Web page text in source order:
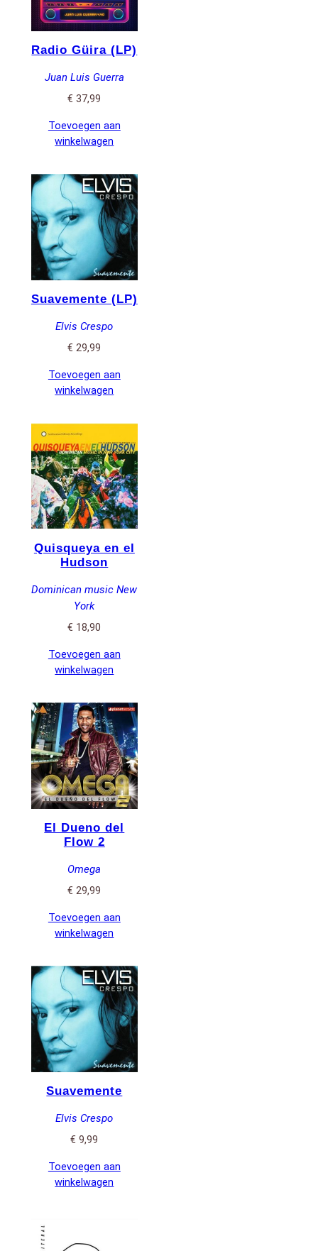
Radio Güira (LP)
Juan Luis Guerra
€ 37,99
Toevoegen aan
winkelwagen
Suavemente (LP)
Elvis Crespo
€ 29,99
Toevoegen aan
winkelwagen
Quisqueya en el
Hudson
Dominican music New
York
€ 18,90
Toevoegen aan
winkelwagen
El Dueno del
Flow 2
Omega
€ 29,99
Toevoegen aan
winkelwagen
Suavemente
Elvis Crespo
€ 9,99
Toevoegen aan
winkelwagen